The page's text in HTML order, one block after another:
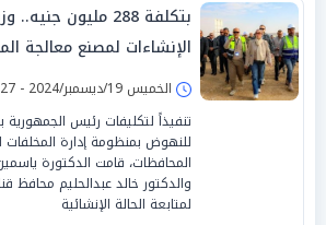
بتكلفة 288 مليون
الإنشاءات لمصنع معالجة
الخميس 19/ديسمبر/2024 - 02:27 م
تنفيذاً لتكليفات رئيس الجمهورية
للنهوض بمنظومة إدارة المخلفات
المحافظات، قامت الدكتورة
والدكتور خالد عبدالحليم محافظ
لمتابعة الحالة الإنشائية